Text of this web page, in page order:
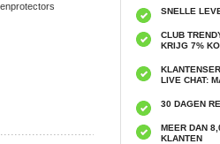
SNELLE
CLUB
KRIJG 7%
LIVE CHAT:
30 DAGEN
MEER DAN
KLANTEN